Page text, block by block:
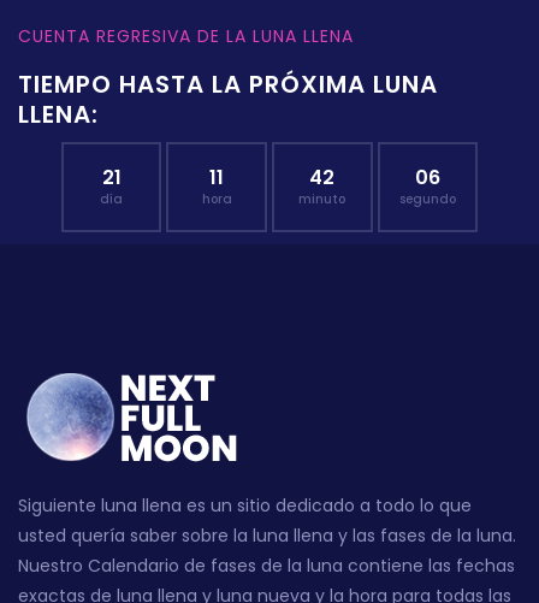
CUENTA REGRESIVA DE LA LUNA LLENA
TIEMPO HASTA LA PRÓXIMA LUNA
LLENA:
21
día
11
hora
42
minuto
05
segundo
Siguiente luna llena es un sitio dedicado a todo lo que
usted quería saber sobre la luna llena y las fases de la luna.
Nuestro Calendario de fases de la luna contiene las fechas
exactas de luna llena y luna nueva y la hora para todas las